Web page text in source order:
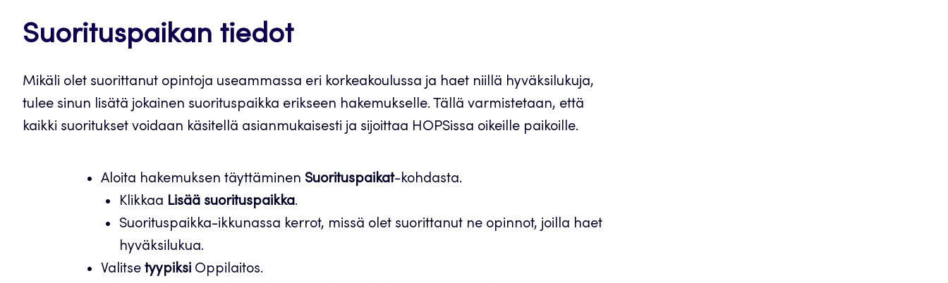
Suorituspaikan tiedot
Mikäli olet suorittanut opintoja useammassa eri korkeakoulussa ja haet niillä hyväksilukuja,
tulee sinun lisätä jokainen suorituspaikka erikseen hakemukselle. Tällä varmistetaan, että
kaikki suoritukset voidaan käsitellä asianmukaisesti ja sijoittaa HOPSissa oikeille paikoille.
Aloita hakemuksen täyttäminen Suorituspaikat-kohdasta.
Klikkaa Lisää suorituspaikka.
Suorituspaikka-ikkunassa kerrot, missä olet suorittanut ne opinnot, joilla haet
hyväksilukua.
Valitse tyypiksiOppilaitos.